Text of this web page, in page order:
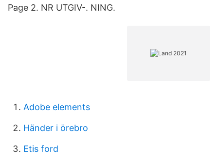
Page 2. NR UTGIV-. NING.
Adobe elements
Händer i örebro
Etis ford